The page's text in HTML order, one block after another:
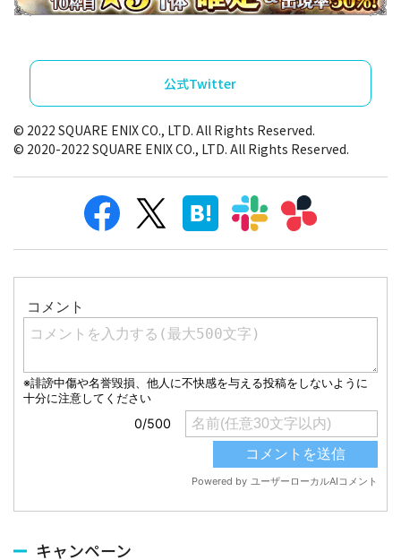
公式Twitter
© 2022 SQUARE ENIX CO., LTD. All Rights Reserved.
© 2020-2022 SQUARE ENIX CO., LTD. All Rights Reserved.
キャンペーン